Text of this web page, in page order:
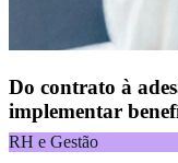
Do contrato à
implementar
RH e Gestão